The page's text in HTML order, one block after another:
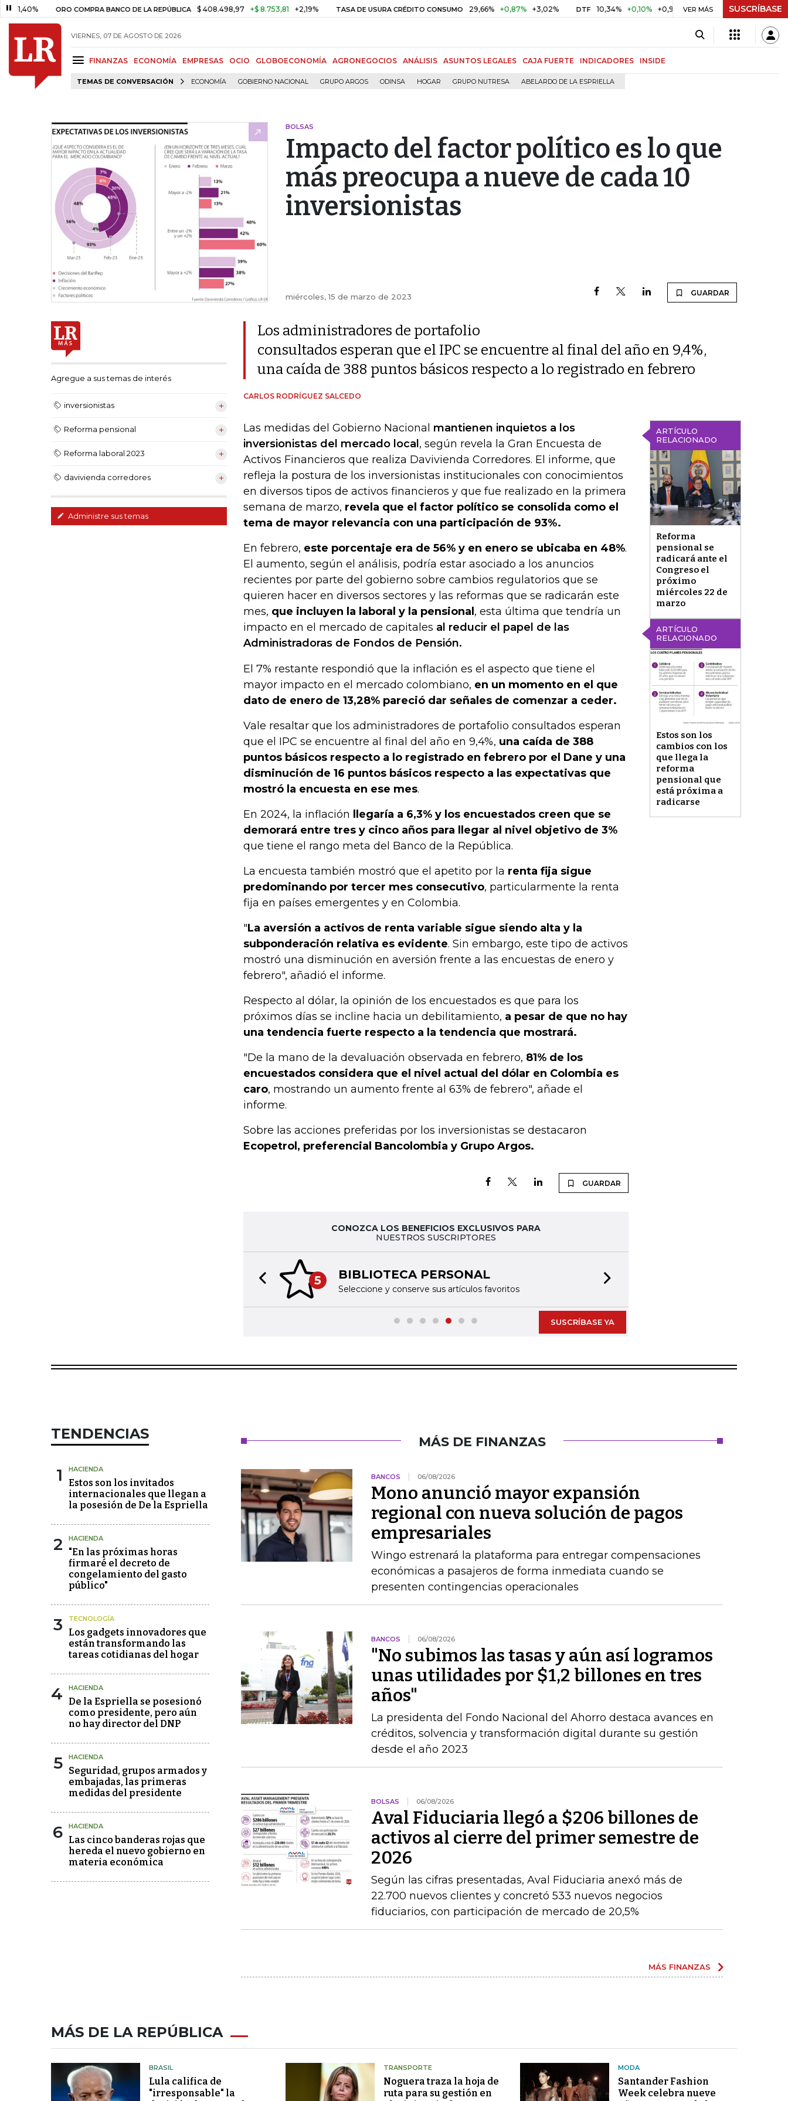
ORO COMPRA BANCO DE LA REPÚBLICA $ 408.498,97 +$ 8.753,81 +2,19% TASA DE USURA CRÉDITO CONSUMO 29,66% +0,87% +3,02% DTF 10,34% +0,10% +0,98% UVR $ 416,91 +$ 0,05 +0,01%
VER MÁS SUSCRÍBASE
VIERNES, 07 DE AGOSTO DE 2026
FINANZAS ECONOMÍA EMPRESAS OCIO GLOBOECONOMÍA AGRONEGOCIOS ANÁLISIS ASUNTOS LEGALES CAJA FUERTE INDICADORES INSIDE
TEMAS DE CONVERSACIÓN ECONOMÍA GOBIERNO NACIONAL GRUPO ARGOS ODINSA HOGAR GRUPO NUTRESA ABELARDO DE LA ESPRIELLA
BOLSAS
Impacto del factor político es lo que
más preocupa a nueve de cada 10
inversionistas
miércoles, 15 de marzo de 2023 GUARDAR
Agregue a sus temas de interés
inversionistas
Reforma pensional
Reforma laboral 2023
davivienda corredores
Administre sus temas
Los administradores de portafolio
consultados esperan que el IPC se encuentre al final del año en 9,4%,
una caída de 388 puntos básicos respecto a lo registrado en febrero
CARLOS RODRÍGUEZ SALCEDO
ARTÍCULO
RELACIONADO
Reforma
pensional se
radicará ante el
Congreso el
próximo
miércoles 22 de
marzo
Las medidas del Gobierno Nacional mantienen inquietos a los
inversionistas del mercado local , según revela la Gran Encuesta de
Activos Financieros que realiza Davivienda Corredores. El informe, que
refleja la postura de los inversionistas institucionales con conocimientos
en diversos tipos de activos financieros y que fue realizado en la primera
semana de marzo, revela que el factor político se consolida como el
tema de mayor relevancia con una participación de 93%.
ARTÍCULO
RELACIONADO
Estos son los
cambios con los
que llega la
reforma
pensional que
está próxima a
radicarse
En febrero, este porcentaje era de 56% y en enero se ubicaba en 48%.
El aumento, según el análisis, podría estar asociado a los anuncios
recientes por parte del gobierno sobre cambios regulatorios que se
quieren hacer en diversos sectores y las reformas que se radicarán este
mes, que incluyen la laboral y la pensional , esta última que tendría un
impacto en el mercado de capitales al reducir el papel de las
Administradoras de Fondos de Pensión.
El 7% restante respondió que la inflación es el aspecto que tiene el
mayor impacto en el mercado colombiano, en un momento en el que
dato de enero de 13,28% pareció dar señales de comenzar a ceder.
Vale resaltar que los administradores de portafolio consultados esperan
que el IPC se encuentre al final del año en 9,4%, una caída de 388
puntos básicos respecto a lo registrado en febrero por el Dane y una
disminución de 16 puntos básicos respecto a las expectativas que
mostró la encuesta en ese mes.
En 2024, la inflación
llegaría a 6,3% y los encuestados creen que se
demorará entre tres y cinco años para llegar al nivel objetivo de 3%
que tiene el rango meta del Banco de la República.
La encuesta también mostró que el apetito por la renta fija sigue
predominando por tercer mes consecutivo, particularmente la renta
fija en países emergentes y en Colombia.
"La aversión a activos de renta variable sigue siendo alta y la
subponderación relativa es evidente. Sin embargo, este tipo de activos
mostró una disminución en aversión frente a las encuestas de enero y
febrero", añadió el informe.
Respecto al dólar, la opinión de los encuestados es que para los
próximos días se incline hacia un debilitamiento, a pesar de que no hay
una tendencia fuerte respecto a la tendencia que mostrará.
"De la mano de la devaluación observada en febrero, 81% de los
encuestados considera que el nivel actual del dólar en Colombia es
caro, mostrando un aumento frente al 63% de febrero", añade el
informe.
Sobre las acciones preferidas por los inversionistas se destacaron
Ecopetrol, preferencial Bancolombia y Grupo Argos.
GUARDAR
CONOZCA LOS BENEFICIOS EXCLUSIVOS PARA
NUESTROS SUSCRIPTORES
5 BIBLIOTECA PERSONAL
Seleccione y conserve sus artículos favoritos
Previous slide
SUSCRÍBASE YA
TENDENCIAS
1 HACIENDA
Estos son los invitados
internacionales que llegan a
la posesión de De la Espriella
2 HACIENDA
"En las próximas horas
firmaré el decreto de
congelamiento del gasto
público"
3 TECNOLOGÍA
Los gadgets innovadores que
están transformando las
tareas cotidianas del hogar
4 HACIENDA
De la Espriella se posesionó
como presidente, pero aún
no hay director del DNP
5 HACIENDA
Seguridad, grupos armados y
embajadas, las primeras
medidas del presidente
6 HACIENDA
Las cinco banderas rojas que
hereda el nuevo gobierno en
materia económica
MÁS DE FINANZAS
BANCOS 06/08/2026
Mono anunció mayor expansión
regional con nueva solución de pagos
empresariales
Wingo estrenará la plataforma para entregar compensaciones
económicas a pasajeros de forma inmediata cuando se
presenten contingencias operacionales
BANCOS 06/08/2026
"No subimos las tasas y aún así logramos
unas utilidades por $1,2 billones en tres
años"
La presidenta del Fondo Nacional del Ahorro destaca avances en
créditos, solvencia y transformación digital durante su gestión
desde el año 2023
BOLSAS 06/08/2026
Aval Fiduciaria llegó a $206 billones de
activos al cierre del primer semestre de
2026
Según las cifras presentadas, Aval Fiduciaria anexó más de
22.700 nuevos clientes y concretó 533 nuevos negocios
fiduciarios, con participación de mercado de 20,5%
MÁS FINANZAS
MÁS DE LA REPÚBLICA
BRASIL
Lula califica de
"irresponsable" la
TRANSPORTE
Noguera traza la hoja de
ruta para su gestión en
MODA
Santander Fashion
Week celebra nueve